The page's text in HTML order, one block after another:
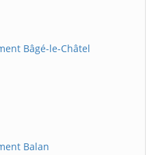
Bâgé-le-Châtel
Balan